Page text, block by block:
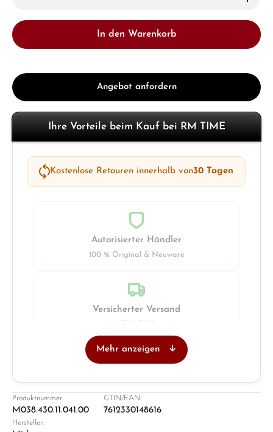
In den Warenkorb
Angebot anfordern
Ihre Vorteile beim Kauf bei RM TIME
Kostenlose Retouren innerhalb von30 Tagen
Autorisierter Händler
100 % Original & Neuware
Versicherter Versand
Ladengeschäft in Solingen
Mehr anzeigen
Produktnummer:
M038.430.11.041.00
GTIN/EAN:
7612330148616
Hersteller: